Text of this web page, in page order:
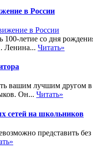
в России
100-летие со дня
Ленина... Читать»
вашим лучшим другом
Он... Читать»
сетей на школьников
представить без